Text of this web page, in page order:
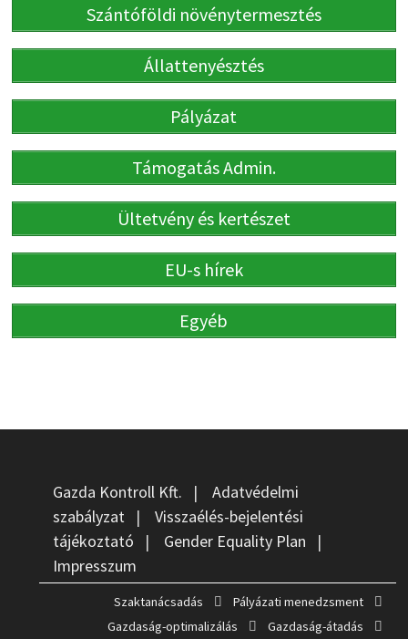
Szántóföldi növénytermesztés
Állattenyésztés
Pályázat
Támogatás Admin.
Ültetvény és kertészet
EU-s hírek
Egyéb
Gazda Kontroll Kft. | Adatvédelmi
szabályzat| Visszaélés-bejelentési
tájékoztató | Gender Equality Plan |
Impresszum
Szaktanácsadás
Pályázati menedzsment
Gazdaság-optimalizálás
Gazdaság-átadás